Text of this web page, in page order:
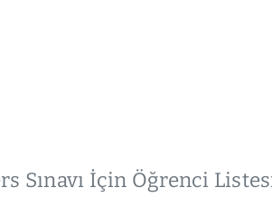
Sınavı İçin Öğrenci